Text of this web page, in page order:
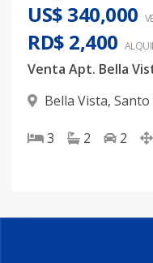
US$ 340,000
RD$ 2,400
Venta Apt. Bella
Bella Vista, Santo
3 2 2